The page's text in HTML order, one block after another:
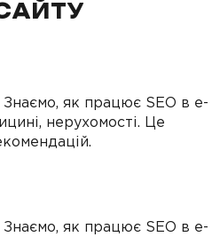
Знаємо, як працює SEO в e-
нерухомості. Це
Знаємо, як працює SEO в e-